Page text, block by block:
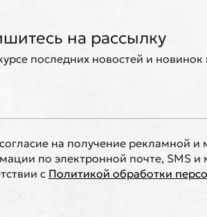
на рассылку
последних новостей и
на получение рекламной и
по электронной почте, SMS и
с Политикой обработки